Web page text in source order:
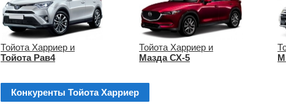
Тойота Харриер и
Тойота Рав4
Тойота Харриер и
Мазда СХ-5
Конкуренты Тойота Харриер